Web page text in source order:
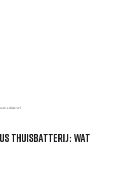
is slimmer?
thuisbatterij: wat